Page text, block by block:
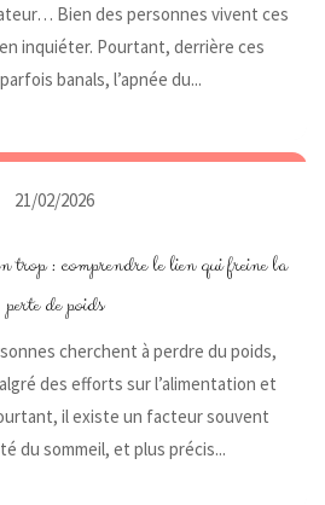
Bien des personnes vivent ces
inquiéter. Pourtant, derrière ces
banals, l’apnée du...
21/02/2026
trop : comprendre le lien qui freine la
perte de poids
cherchent à perdre du poids,
des efforts sur l’alimentation et
il existe un facteur souvent
du sommeil, et plus précis...